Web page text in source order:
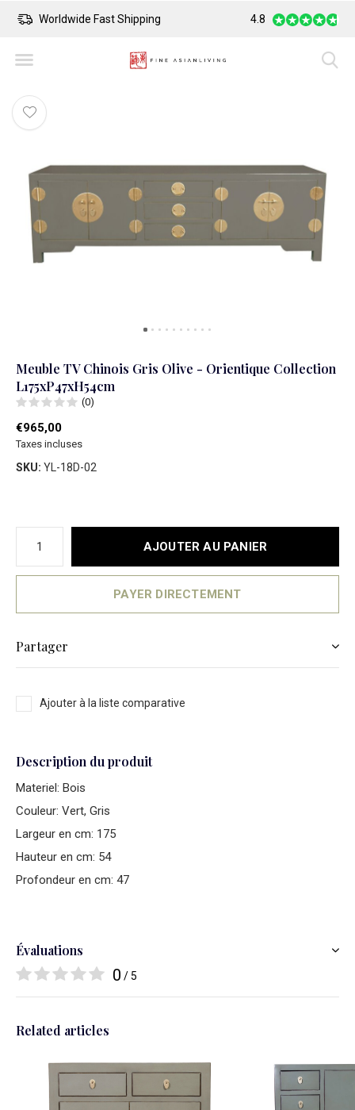
Safe Payment Largest
4.8
Meuble TV Chinois Gris Olive - Orientique Collection
L175xP47xH54cm
(0)
€965,00
Taxes incluses
SKU: YL-18D-02
AJOUTER AU PANIER
PAYER DIRECTEMENT
Partager
Ajouter à la liste comparative
Description du produit
Materiel: Bois
Couleur: Vert, Gris
Largeur en cm: 175
Hauteur en cm: 54
Profondeur en cm: 47
Évaluations
0 / 5
Related articles